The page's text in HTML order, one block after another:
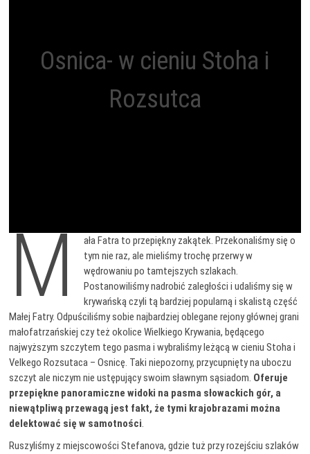
Osnica- w cieniu Stoha i
Rozsutca
M
ała Fatra to przepiękny zakątek. Przekonaliśmy się o
tym nie raz, ale mieliśmy trochę przerwy w
wędrowaniu po tamtejszych szlakach.
Postanowiliśmy nadrobić zaległości i udaliśmy się w
krywańską czyli tą bardziej popularną i skalistą część
Małej Fatry. Odpuściliśmy sobie najbardziej oblegane rejony głównej grani
małofatrzańskiej czy też okolice Wielkiego Krywania, będącego
najwyższym szczytem tego pasma i wybraliśmy leżącą w cieniu Stoha i
Velkego Rozsutaca – Osnicę. Taki niepozorny, przycupnięty na uboczu
szczyt ale niczym nie ustępujący swoim sławnym sąsiadom. Oferuje
przepiękne panoramiczne widoki na pasma słowackich gór, a
niewątpliwą przewagą jest fakt, że tymi krajobrazami można
delektować się w samotności.
Ruszyliśmy z miejscowości Stefanova, gdzie tuż przy rozejściu szlaków